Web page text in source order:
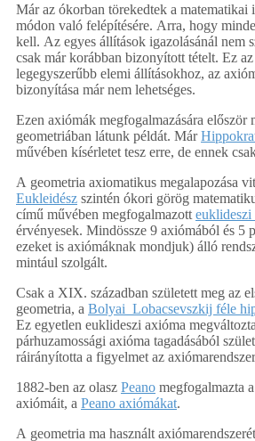
Már az ókorban törekedtek a matematikai
módon való felépítésére. Arra, hogy
kell. Az egyes állítások igazolásánál nem
csak már korábban bizonyított tételt. Ez
legegyszerűbb elemi állításokhoz, az
bizonyítása már nem lehetséges.
Ezen axiómák megfogalmazására először
geometriában látunk példát. Már
művében kísérletet tesz erre, de ennek
A geometria axiomatikus megalapozása
Eukleidész szintén ókori görög
című művében megfogalmazott
érvényesek. Mindössze 9 axiómából és 5
ezeket is axiómáknak mondjuk) álló
mintául szolgált.
Csak a XIX. században született meg az
geometria, a Bolyai_Lobacsevszkij féle
Ez egyetlen euklideszi axióma
párhuzamossági axióma tagadásából
ráirányította a figyelmet az
1882-ben az olasz Peano megfogalmazta
axiómáit, a Peano axiómákat.
A geometria ma használt